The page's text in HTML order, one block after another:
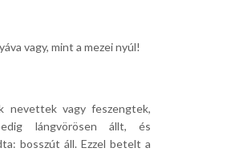
vagy, mint a mezei nyúl!
nevettek vagy feszengtek,
lángvörösen állt, és
bosszút áll. Ezzel betelt a